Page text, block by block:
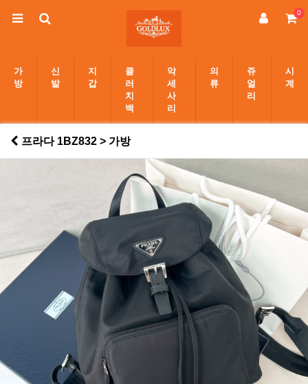
0
가
방
신
발
지
갑
클
러
치
백
악
세
사
리
의
류
쥬
얼
리
시
계
프라다 1BZ832 > 가방